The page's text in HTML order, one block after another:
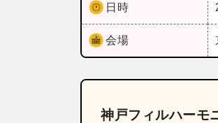
日時
会場
神戸フィルハーモ